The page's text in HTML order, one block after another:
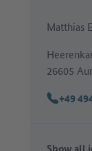
Matthias
26605
+49